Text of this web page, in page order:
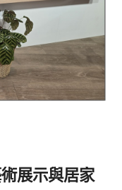
展示與居家